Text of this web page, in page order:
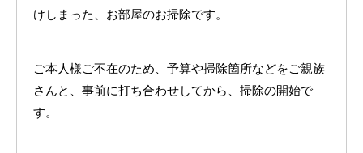
けしまった、お部屋のお掃除です。
ご本人様ご不在のため、予算や掃除箇所などをご親族
さんと、事前に打ち合わせしてから、掃除の開始で
す。